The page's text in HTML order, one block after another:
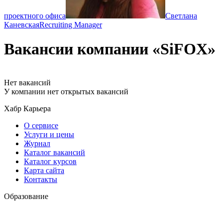
проектного офиса
Светлана
КаневскаяRecruiting Manager
Вакансии компании «SiFOX»
Нет вакансий
У компании нет открытых вакансий
Хабр Карьера
О сервисе
Услуги и цены
Журнал
Каталог вакансий
Каталог курсов
Карта сайта
Контакты
Образование